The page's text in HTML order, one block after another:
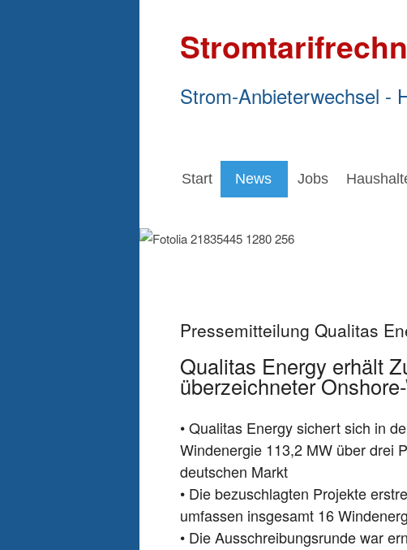
Strom-Anbieterwechsel -
Start News Jobs
Pressemitteilung Qualitas
Qualitas Energy erhält
überzeichneter
• Qualitas Energy sichert sich in
Windenergie 113,2 MW über drei
deutschen Markt
• Die bezuschlagten Projekte
umfassen insgesamt 16
• Die Ausschreibungsrunde war